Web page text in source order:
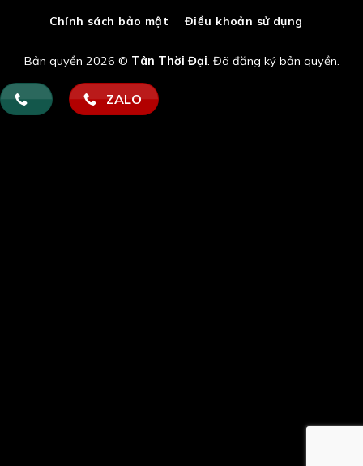
Chính sách bảo mật Điều khoản sử dụng
Bản quyền 2026 © Tân Thời Đại. Đã đăng ký bản quyền.
ZALO